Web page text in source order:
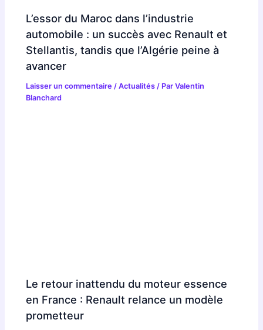
L’essor du Maroc dans l’industrie
automobile : un succès avec Renault et
Stellantis, tandis que l’Algérie peine à
avancer
Laisser un commentaire /Actualités / ParValentin
Blanchard
Le retour inattendu du moteur essence
en France : Renault relance un modèle
prometteur